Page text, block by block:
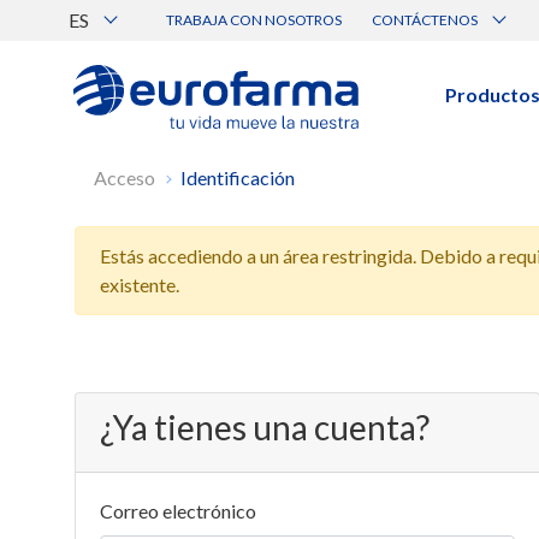
ES TRABAJA CON NOSOTROS CONTÁCTENOS
Canal de Ética Eurofarma
Productos
Acceso Identificación
Estás accediendo a un área restringida. Debido a
existente.
¿Ya tienes una cuenta?
Correo electrónico